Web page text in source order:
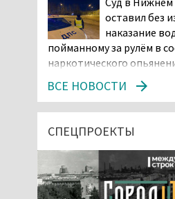
оставил без
наказание
пойманному за рулём в
наркотического
ДТП под
Тагильские
проникли в
через
ВСЕ НОВОСТИ
СПЕЦПРОЕКТЫ